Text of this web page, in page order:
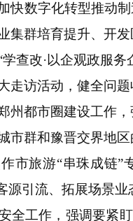
数字化转型推动制
集群培育提升、开
改·以企观政服务
走访活动，健全问
都市圈建设工作，
市群和豫晋交界地
旅游“串珠成链”
源引流、拓展场景
工作，强调要紧盯